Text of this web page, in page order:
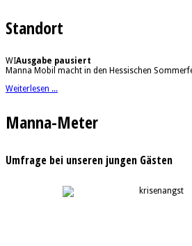
Standort
WIAusgabe pausiert
Manna Mobil macht in den Hessischen
Weiterlesen ...
Manna-Meter
Umfrage bei unseren jungen Gästen